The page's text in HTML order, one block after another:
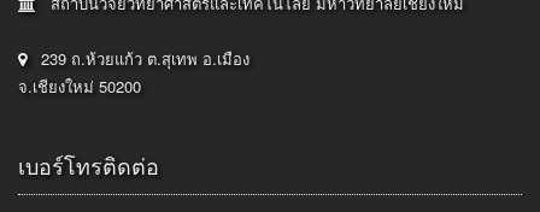
239 ถ.ห้วยแก้ว ต.สุเทพ อ.เมือง
จ.เชียงใหม่ 50200
เบอร์โทรติดต่อ